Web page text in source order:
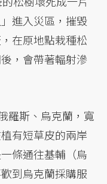
進入災區，摧毀
在原地點栽種松
，會帶著輻射滲
羅斯、烏克蘭，寬
有短草皮的兩岸
條通往基輔（烏
到烏克蘭採購服